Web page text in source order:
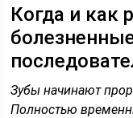
Когда и как
Зубы начинают
Полностью